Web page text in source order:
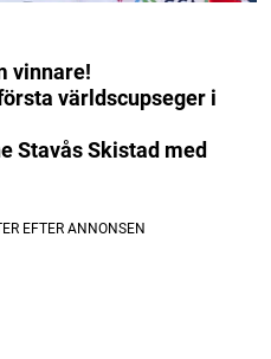
vinnare!
världscupseger i
Stavås Skistad med